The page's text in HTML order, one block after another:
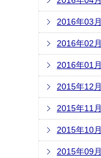
2016年03月
2016年02月
2016年01月
2015年12月
2015年11月
2015年10月
2015年09月